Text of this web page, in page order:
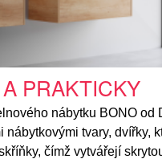
PRAKTICKY
nábytku BONO od
nábytkovými tvary, dvířky,
čímž vytvářejí